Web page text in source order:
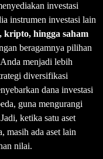
investasi
instrumen investasi lain
kripto, hingga saham
beragamnya pilihan
menjadi lebih
diversifikasi
dana investasi
guna mengurangi
ketika satu aset
masih ada aset lain
nilai.